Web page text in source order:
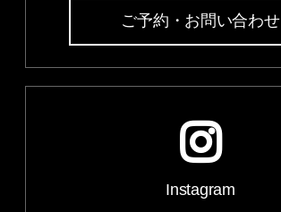
ご予約・お問い合わせ
Instagram